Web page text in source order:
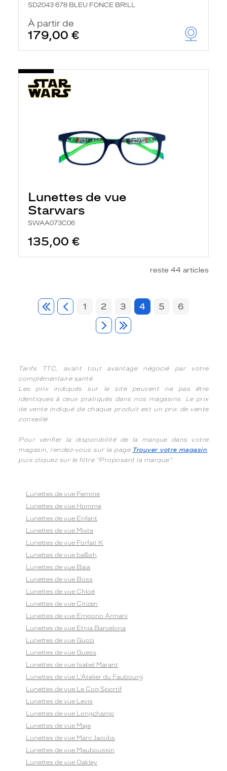
SD2043 678 BLEU FONCE BRILL
À partir de
179,00 €
Lunettes de vue
Starwars
SWAA073C06
135,00 €
reste 44 articles
1 2 3 4 5 6
Tarifs TTC, avant tout avantage négocié par votre
complémentaire santé
Les prix indiqués sur le site peuvent ne pas être
identiques à ceux pratiqués dans nos magasins. Le prix
de vente indiqué de chaque produit est un prix de vente
conseillé.
Pour vérifier la disponibilité de la marque dans votre
magasin, rendez-vous sur la page Trouver votre magasin,
puis cliquez sur le filtre "Proposant la marque".
Lunettes de vue Femme
Lunettes de vue Homme
Lunettes de vue Enfant
Lunettes de vue Mixte
Lunettes de vue Forfait K
Lunettes de vue ba&sh
Lunettes de vue Baia
Lunettes de vue Boss
Lunettes de vue Chloé
Lunettes de vue Citizen
Lunettes de vue Emporio Armani
Lunettes de vue Etnia Barcelona
Lunettes de vue Gucci
Lunettes de vue Guess
Lunettes de vue Isabel Marant
Lunettes de vue L'Atelier du Faubourg
Lunettes de vue Le Coq Sportif
Lunettes de vue Levis
Lunettes de vue Longchamp
Lunettes de vue Maje
Lunettes de vue Marc Jacobs
Lunettes de vue Mauboussin
Lunettes de vue Oakley